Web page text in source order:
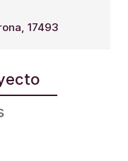
17493